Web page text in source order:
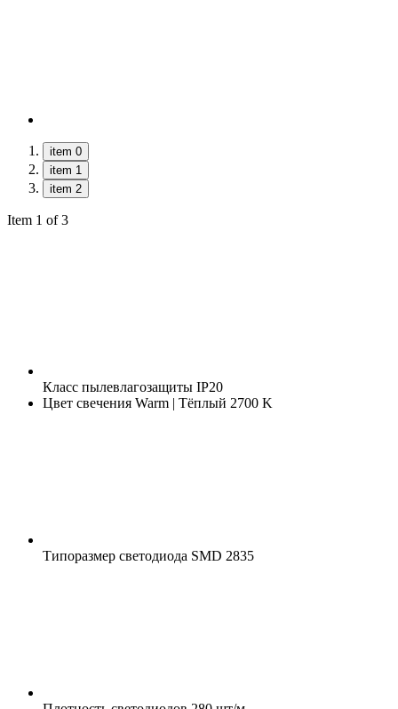
item 0
item 1
item 2
Item 1 of 3
Класс пылевлагозащиты IP20
Цвет свечения Warm | Тёплый 2700 K
Типоразмер светодиода SMD 2835